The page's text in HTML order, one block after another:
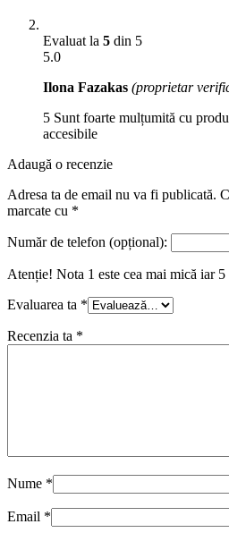
Evaluat la 5 din 5
5.0
Ilona Fazakas (proprietar
5 Sunt foarte mulțumită cu
accesibile
Adaugă o recenzie
Adresa ta de email nu va fi publicată.
marcate cu *
Număr de telefon (opțional):
Atenție! Nota 1 este cea mai mică iar 5
Evaluarea ta *
Recenzia ta *
Nume *
Email *